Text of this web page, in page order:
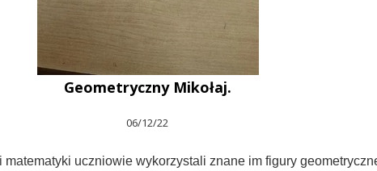
06/12/22
matematyki uczniowie wykorzystali znane im figury
Geometryczny Mikołaj.